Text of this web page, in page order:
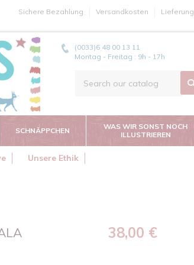
Sichere Bezahlung Versandkosten Lieferung
(0033)6 48 00 13 11
Montag - Freitag : 9h - 17h
SCHNÄPPCHEN
WAS WIR SONST NOCH
ILLUSTRIEREN
Unsere Ethik
38,00 €